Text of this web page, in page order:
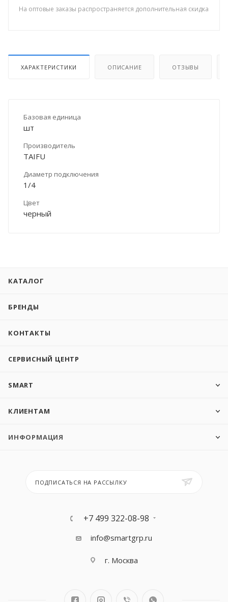
На оптовые заказы распространяется дополнительная скидка
ХАРАКТЕРИСТИКИ ОПИСАНИЕ ОТЗЫВЫ
Базовая единица
шт
Производитель
TAIFU
Диаметр подключения
1/4
Цвет
черный
КАТАЛОГ
БРЕНДЫ
КОНТАКТЫ
СЕРВИСНЫЙ ЦЕНТР
SMART
КЛИЕНТАМ
ИНФОРМАЦИЯ
ПОДПИСАТЬСЯ НА РАССЫЛКУ
+7 499 322-08-98
info@smartgrp.ru
г. Москва